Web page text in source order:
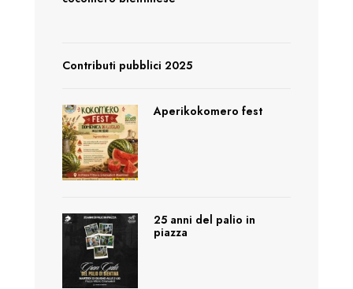
Contributi pubblici 2025
Aperikokomero fest
25 anni del palio in
piazza